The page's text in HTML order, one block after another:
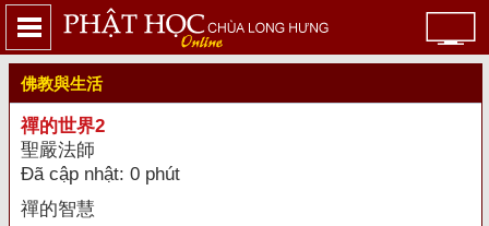
佛教與生活
禪的世界2
聖嚴法師
Đã cập nhật: 0 phút
禪的智慧